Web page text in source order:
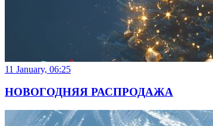
11 January, 06:25
НОВОГОДНЯЯ РАСПРОДАЖА